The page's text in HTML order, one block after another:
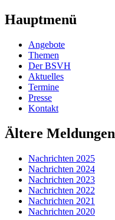
Hauptmenü
Angebote
Themen
Der BSVH
Aktuelles
Termine
Presse
Kontakt
Ältere Meldungen
Nachrichten 2025
Nachrichten 2024
Nachrichten 2023
Nachrichten 2022
Nachrichten 2021
Nachrichten 2020